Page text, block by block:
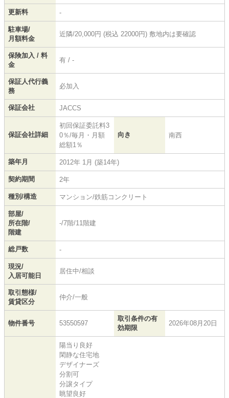
更新料 -
駐車場/
月額料金
近隣/20,000円 (税込 22000円) 敷地内は要確認
保険加入 / 料
金
有 / -
保証人代行義
務
必加入
保証会社 JACCS
保証会社詳細
初回保証委託料3
0％/毎月・月額
総額1％
向き 南西
築年月 2012年 1月 (築14年)
契約期間 2年
種別/構造 マンション/鉄筋コンクリート
部屋/
所在階/
階建
-/7階/11階建
総戸数 -
現況/
入居可能日
居住中/相談
取引態様/
賃貸区分
仲介/一般
物件番号 53550597
取引条件の有
効期限
2026年08月20日
陽当り良好
閑静な住宅地
デザイナーズ
分割可
分譲タイプ
眺望良好